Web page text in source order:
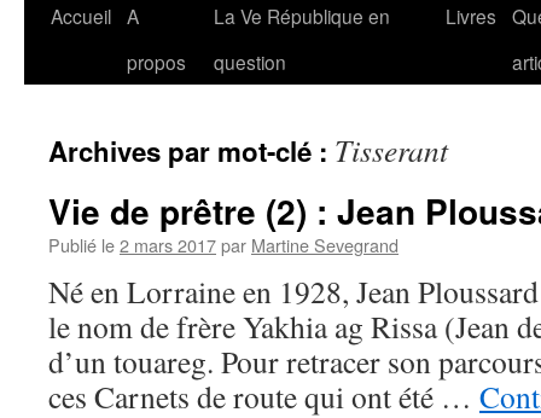
Accueil A
propos
La Ve République en
question
Livres
Archives par mot-clé : Tisserant
Vie de prêtre (2) : Jean
Publié le2 mars 2017par Martine Sevegrand
Né en Lorraine en 1928, Jean
le nom de frère Yakhia ag Rissa (Jean
d’un touareg. Pour retracer son
ces Carnets de route qui ont été …